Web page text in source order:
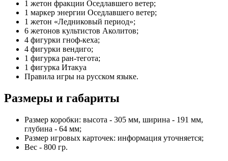
1 жетон фракции Оседлавшего ветер;
1 маркер энергии Оседлавшего ветер;
1 жетон «Ледниковый период»;
6 жетонов культистов Аколитов;
4 фигурки гноф-кеха;
4 фигурки вендиго;
1 фигурка ран-тегота;
1 фигурка Итакуа
Правила игры на русском языке.
Размеры и габариты
Размер коробки: высота - 305 мм, ширина - 191 мм,
глубина - 64 мм;
Размер игровых карточек: информация уточняется;
Вес - 800 гр.